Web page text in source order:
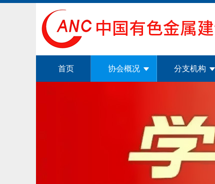
首页 协会概况 分支机构